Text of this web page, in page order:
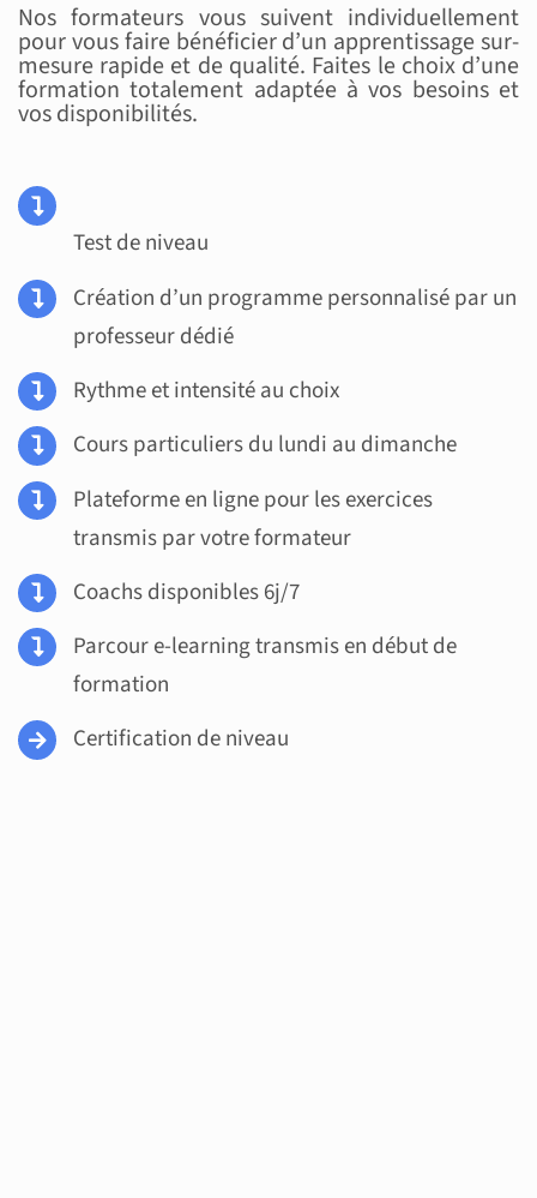
Nos formateurs vous suivent individuellement
pour vous faire bénéficier d’un apprentissage sur-
mesure rapide et de qualité. Faites le choix d’une
formation totalement adaptée à vos besoins et
vos disponibilités.
Test de niveau
Création d’un programme personnalisé par un
professeur dédié
Rythme et intensité au choix
Cours particuliers du lundi au dimanche
Plateforme en ligne pour les exercices
transmis par votre formateur
Coachs disponibles 6j/7
Parcour e-learning transmis en début de
formation
Certification de niveau